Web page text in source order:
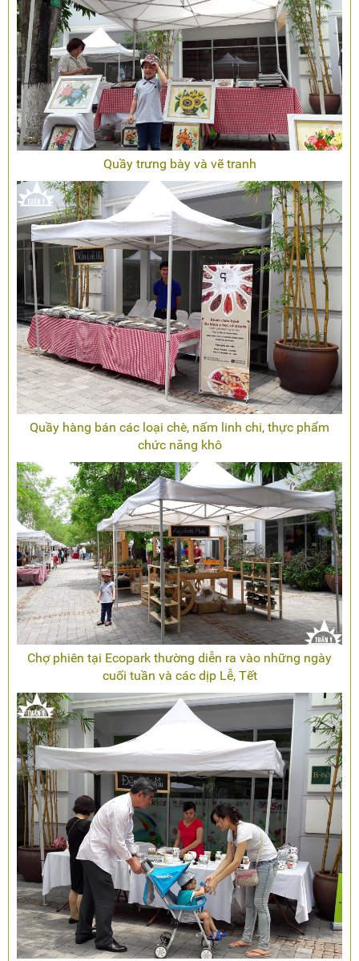
Quầy trưng bày và vẽ tranh
Quầy hàng bán các loại chè, nấm linh chi, thực phẩm
chức năng khô
Chợ phiên tại Ecopark thường diễn ra vào những ngày
cuối tuần và các dịp Lễ, Tết